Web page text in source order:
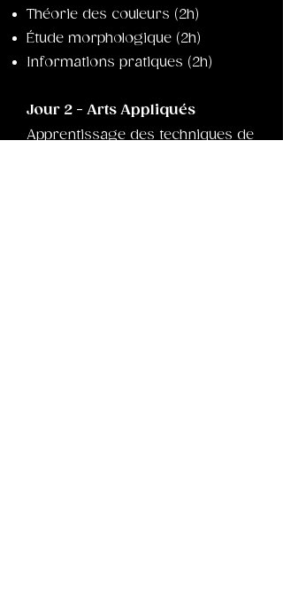
Théorie des couleurs (2h)
Étude morphologique (2h)
Informations pratiques (2h)
Jour 2 - Arts Appliqués
Apprentissage des techniques de